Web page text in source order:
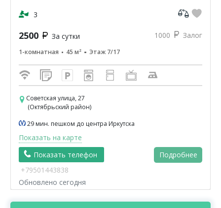
от сроков и перио...
3
2500 За сутки 1000 Залог
1-комнатная 45 м² Этаж 7/17
Советская улица, 27
(Октябрьский район)
29 мин. пешком до центра Иркутска
Показать на карте
Показать телефон
Подробнее
+79501443838
Обновлено сегодня